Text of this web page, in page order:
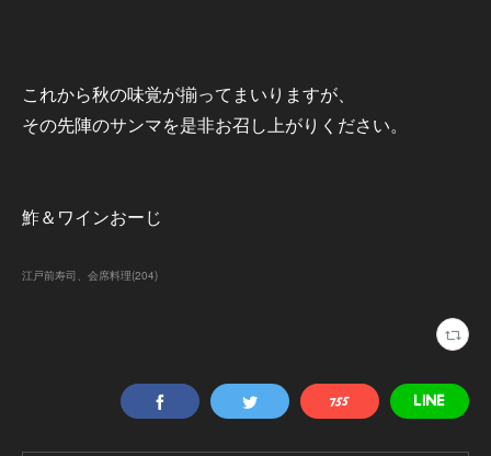
これから秋の味覚が揃ってまいりますが、
その先陣のサンマを是非お召し上がりください。
鮓＆ワインおーじ
江戸前寿司、会席料理(204)